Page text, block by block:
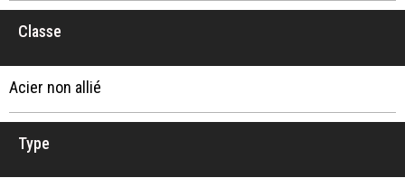
Classe
Acier non allié
Type